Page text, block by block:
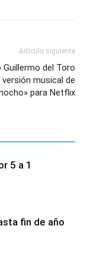
Artículo siguiente
Guillermo del Toro
versión musical de
para Netflix
5 a 1
fin de año